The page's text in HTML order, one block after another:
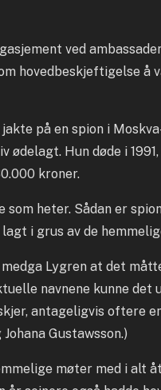
ved
hovedbeskjeftigelse
på en spion i
ødelagt. Hun døde i
kroner.
som heter. Sådan er
i grus av de
Lygren at det
navnene kunne
antageligvis oftere
Gustawsson.)
møter med i